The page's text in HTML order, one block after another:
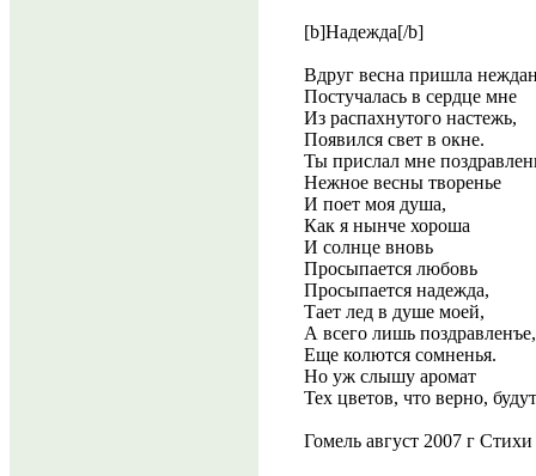
[b]Надежда[/b]
Вдруг весна пришла
Постучалась в сердце мне
Из распахнутого настежь,
Появился свет в окне.
Ты прислал мне
Нежное весны творенье
И поет моя душа,
Как я нынче хороша
И солнце вновь
Просыпается любовь
Просыпается надежда,
Тает лед в душе моей,
А всего лишь поздравленъе,
Еще колются сомненья.
Но уж слышу аромат
Тех цветов, что верно,
Гомель август 2007 г